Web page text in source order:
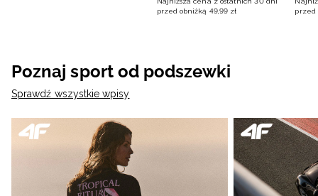
przed obniżką 49,99 zł
przed
Poznaj sport od podszewki
Sprawdź wszystkie wpisy